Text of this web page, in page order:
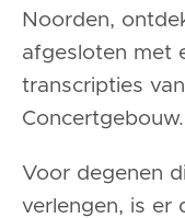
Noorden,
afgesloten met
transcripties
Concertgebouw.
Voor degenen
verlengen, is er